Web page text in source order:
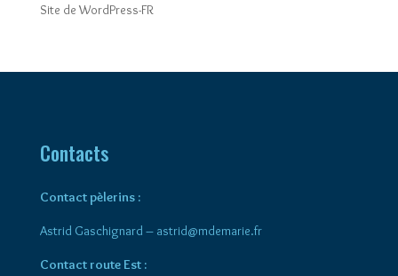
Site de WordPress-FR
Contacts
Contact pèlerins :
Astrid Gaschignard – astrid@mdemarie.fr
Contact route Est :